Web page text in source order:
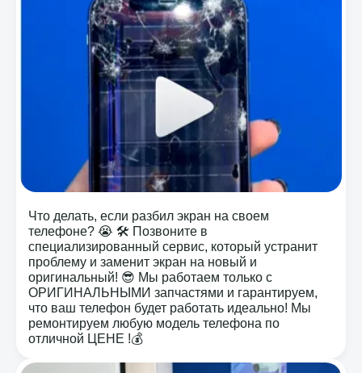
Что делать, если разбил экран на своем
телефоне? 😭 🛠️ Позвоните в
специализированный сервис, который устранит
проблему и заменит экран на новый и
оригинальный! 😎 Мы работаем только с
ОРИГИНАЛЬНЫМИ запчастями и гарантируем,
что ваш телефон будет работать идеально! Мы
ремонтируем любую модель телефона по
отличной ЦЕНЕ !💰